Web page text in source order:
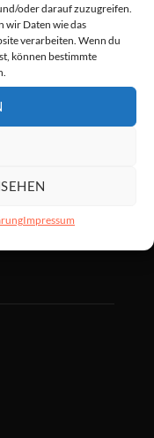
oder darauf zuzugreifen.
wir Daten wie das
verarbeiten. Wenn du
können bestimmte
Impressum